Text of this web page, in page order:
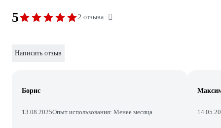
5 2 отзыва
Написать отзыв
Борис
13.08.2025Опыт использования: Менее месяца